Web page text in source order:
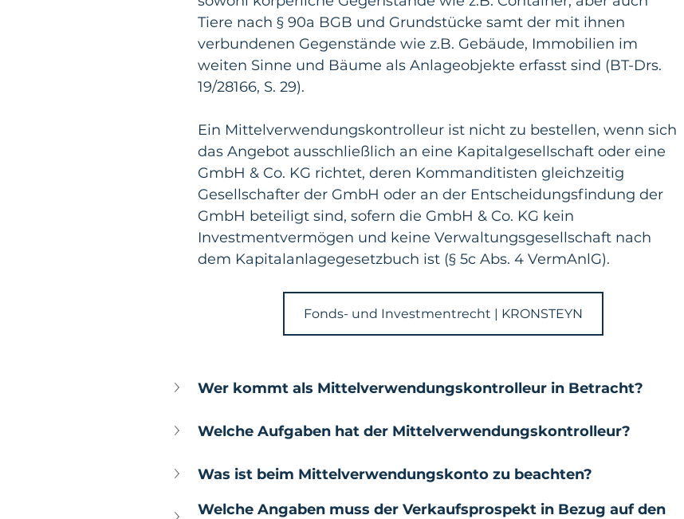
Tiere nach § 90a BGB und Grundstücke samt der mit ihnen
verbundenen Gegenstände wie z.B. Gebäude, Immobilien im
weiten Sinne und Bäume als Anlageobjekte erfasst sind (BT-Drs.
19/28166, S. 29).
Ein Mittelverwendungskontrolleur ist nicht zu bestellen, wenn sich
das Angebot ausschließlich an eine Kapitalgesellschaft oder eine
GmbH & Co. KG richtet, deren Kommanditisten gleichzeitig
Gesellschafter der GmbH oder an der Entscheidungsfindung der
GmbH beteiligt sind, sofern die GmbH & Co. KG kein
Investmentvermögen und keine Verwaltungsgesellschaft nach
dem Kapitalanlagegesetzbuch ist (§ 5c Abs. 4 VermAnlG).
Fonds- und Investmentrecht | KRONSTEYN
Wer kommt als Mittelverwendungskontrolleur in Betracht?
Welche Aufgaben hat der Mittelverwendungskontrolleur?
Was ist beim Mittelverwendungskonto zu beachten?
Welche Angaben muss der Verkaufsprospekt in Bezug auf den